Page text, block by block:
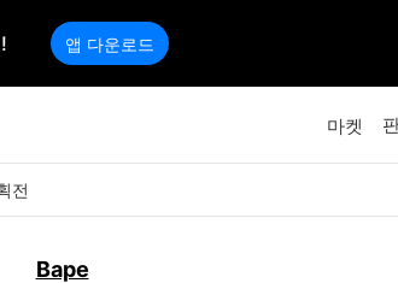
앱 다운로드
마켓
전
Bape